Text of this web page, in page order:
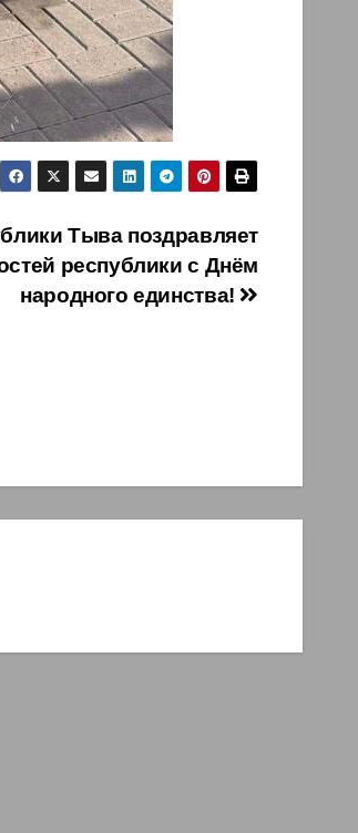
Тыва поздравляет
республики с Днём
народного единства!